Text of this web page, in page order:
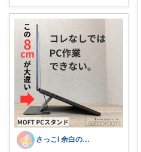
さっこI 余白のある暮らし